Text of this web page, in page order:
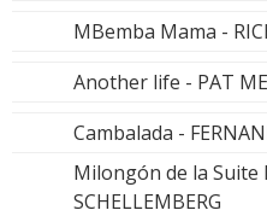
MBemba Mama -
Another life - PAT
Cambalada -
Milongón de la Suite
SCHELLEMBERG